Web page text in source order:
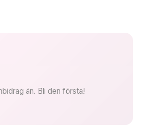
än. Bli den första!